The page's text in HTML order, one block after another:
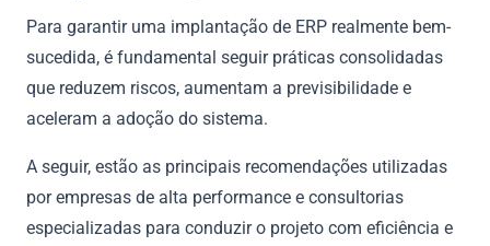
Para garantir uma implantação de ERP realmente bem-
sucedida, é fundamental seguir práticas consolidadas
que reduzem riscos, aumentam a previsibilidade e
aceleram a adoção do sistema.
A seguir, estão as principais recomendações utilizadas
por empresas de alta performance e consultorias
especializadas para conduzir o projeto com eficiência e